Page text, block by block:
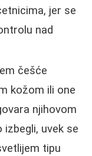
jer se
nad
češće
kožom ili one
njihovom
uvek se
tipu